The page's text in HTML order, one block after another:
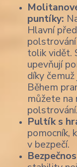
puntíky:
Hlavní
tolik vidět.
upevňují
díky
Během
můžete na
polstrování.
Pultík s
pomocník,
v bezpečí.